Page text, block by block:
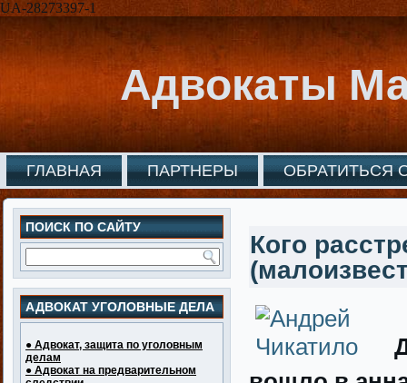
UA-28273397-1
Адвокаты
ГЛАВНАЯ ПАРТНЕРЫ ОБРАТИТЬСЯ
ПОИСК ПО САЙТУ
АДВОКАТ УГОЛОВНЫЕ ДЕЛА
● Адвокат, защита по уголовным
делам
● Адвокат на предварительном
Кого